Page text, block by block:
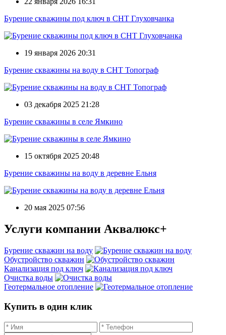
Бурение скважины под ключ в СНТ Глуховчанка
19 января 2026 20:31
Бурение скважины на воду в СНТ Топограф
03 декабря 2025 21:28
Бурение скважины в селе Ямкино
15 октября 2025 20:48
Бурение скважины на воду в деревне Ельня
20 мая 2025 07:56
Услуги компании Аквалюкс+
Бурение скважин на воду
Обустройство скважин
Канализация под ключ
Очистка воды
Геотермальное отопление
Купить в один клик